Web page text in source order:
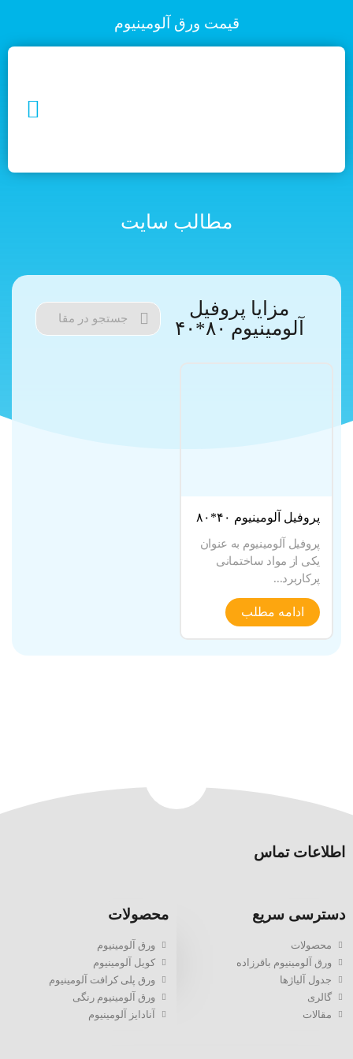
قیمت ورق آلومینیوم
مطالب سایت
مزایا پروفیل
آلومینیوم ۸۰*۴۰
پروفیل آلومینیوم ۴۰*۸۰
پروفیل آلومینیوم به عنوان
یکی از مواد ساختمانی
پرکاربرد...
ادامه مطلب
اطلاعات تماس
دسترسی سریع
محصولات
ورق آلومینیوم باقرزاده
جدول آلیاژها
گالری
مقالات
محصولات
ورق آلومینیوم
کویل آلومینیوم
ورق پلی کرافت آلومینیوم
ورق آلومینیوم رنگی
آنادایز آلومینیوم